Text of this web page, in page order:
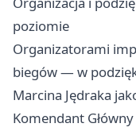
poziomie
Organizatorami
biegów — w
Marcina Jędraka
Komendant